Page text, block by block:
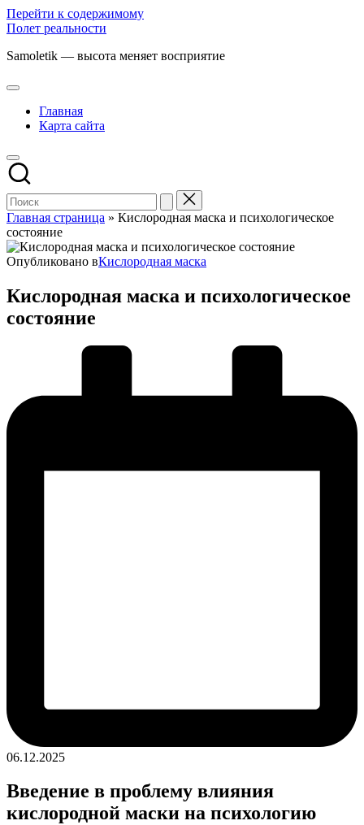
Перейти к содержимому
Полет реальности
Samoletik — высота меняет восприятие
Главная
Карта сайта
Главная страница » Кислородная маска и психологическое
состояние
Опубликовано вКислородная маска
Кислородная маска и психологическое
состояние
06.12.2025
Введение в проблему влияния
кислородной маски на психологию